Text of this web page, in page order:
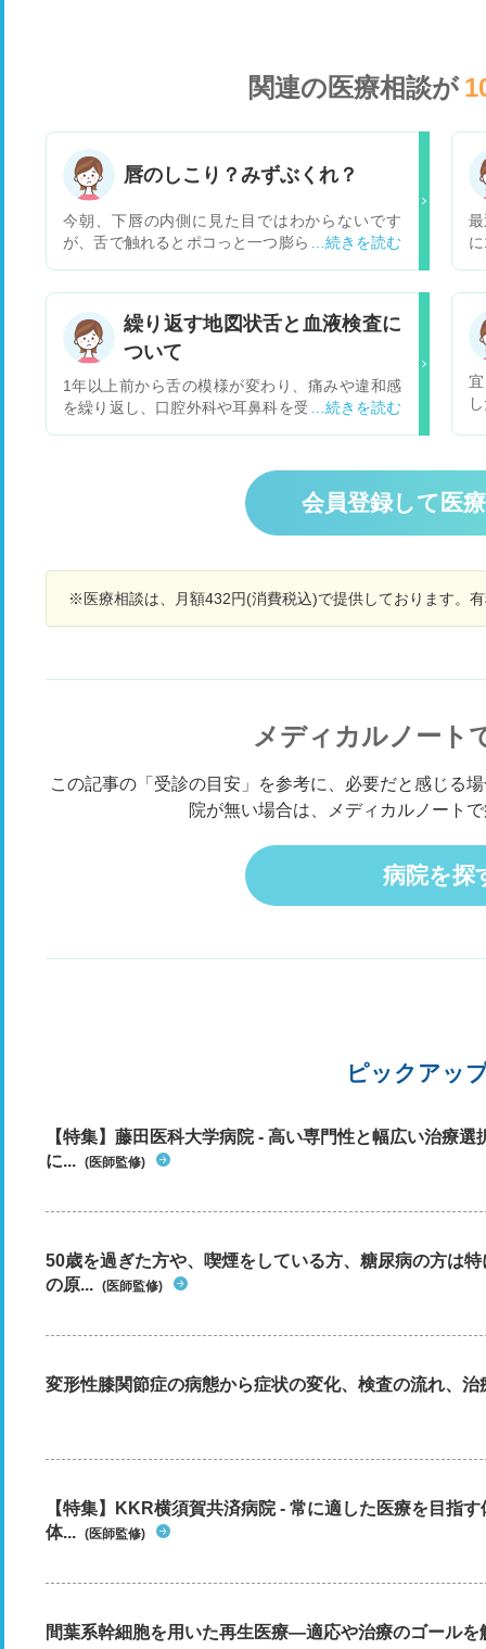
関連の医療相談が
唇のしこり？みずぶくれ？
今朝、下唇の内側に見た目ではわからないです
が、舌で触れるとポコっと一つ膨らんでいる箇所
よくよく見れば小さな水膨れのように見えないこ
ともないです。 過去にもなったことはある気がす
うなものだったらと心配しています。 唇は乾燥し
やすく、普段舐めたり皮がめくれてしまったりす
ることは多いのですが、その影響なのでしょう
繰り返す地図状舌と血液検査に
ついて
1年以上前から舌の模様が変わり、痛みや違和感
を繰り返し、口腔外科や耳鼻科を受診して地図状
科を受診した際、血液検査をしてみましょうと言
われ、鉄、銅、ビタミンB12、葉酸、亜鉛の値を
検査しました。結果は１週間ほどかかりまだわか
りません。この値を調べて、どのような病気がわ
め子宮内膜ポリープ切除の手術も行い、現在ヘモ
グロビンは12くらいです。 よろしくお願いしま
会員登録して医
※医療相談は、月額432円(消費税込)で提供しております。
メディカルノート
この記事の「受診の目安」を参考に、必要だと感じる
院が無い場合は、メディカルノート
病院を探
ピックアッ
【特集】藤田医科大学病院 - 高い専門性と幅広い治療
に... (医師監修)
50歳を過ぎた方や、喫煙をしている方、糖尿病の方は
の原... (医師監修)
変形性膝関節症の病態から症状の変化、検査の流れ、治
【特集】KKR横須賀共済病院 - 常に適した医療を目指
体... (医師監修)
間葉系幹細胞を用いた再生医療―適応や治療のゴール